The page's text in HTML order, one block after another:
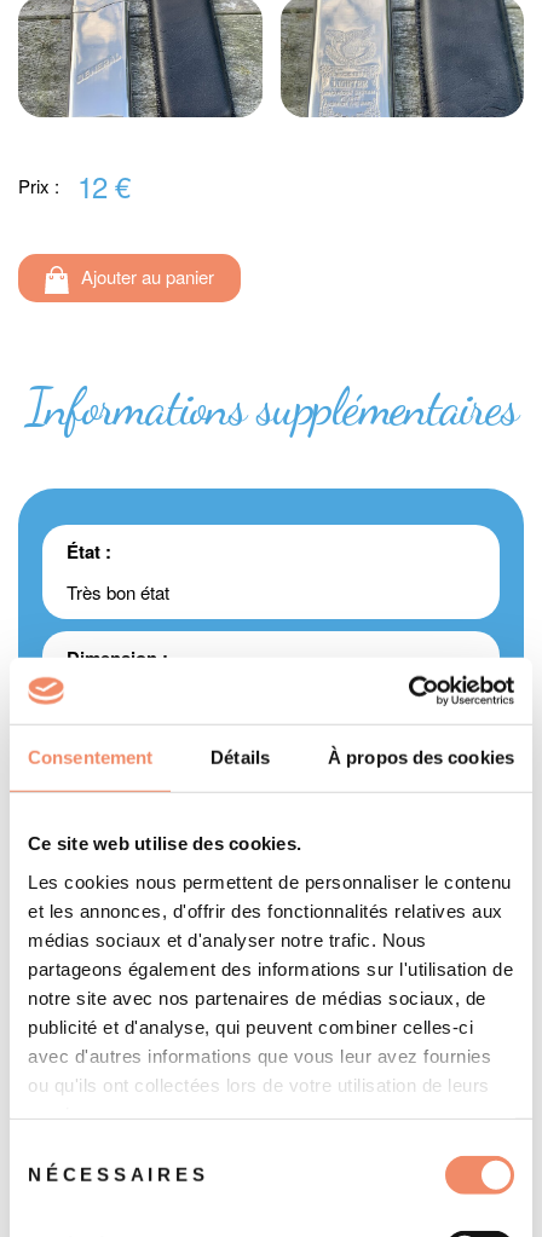
Consentement Détails À propos des cookies
Ce site web utilise des cookies.
Les cookies nous permettent de personnaliser le contenu
et les annonces, d'offrir des fonctionnalités relatives aux
médias sociaux et d'analyser notre trafic. Nous
partageons également des informations sur l'utilisation de
notre site avec nos partenaires de médias sociaux, de
publicité et d'analyse, qui peuvent combiner celles-ci
avec d'autres informations que vous leur avez fournies
ou qu'ils ont collectées lors de votre utilisation de leurs
NÉCESSAIRES
Prix : 12 €
Ajouter au panier
Informations supplémentaires
État :
Très bon état
Dimension :
Époque :
Pays d'origine :
Japon
Ces produits